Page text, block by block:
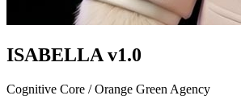
ISABELLA v1.0
Cognitive Core / Orange Green Agency